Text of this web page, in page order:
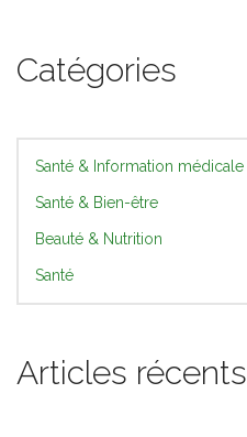
Catégories
Santé & Information médicale
Santé & Bien-être
Beauté & Nutrition
Santé
Articles récents